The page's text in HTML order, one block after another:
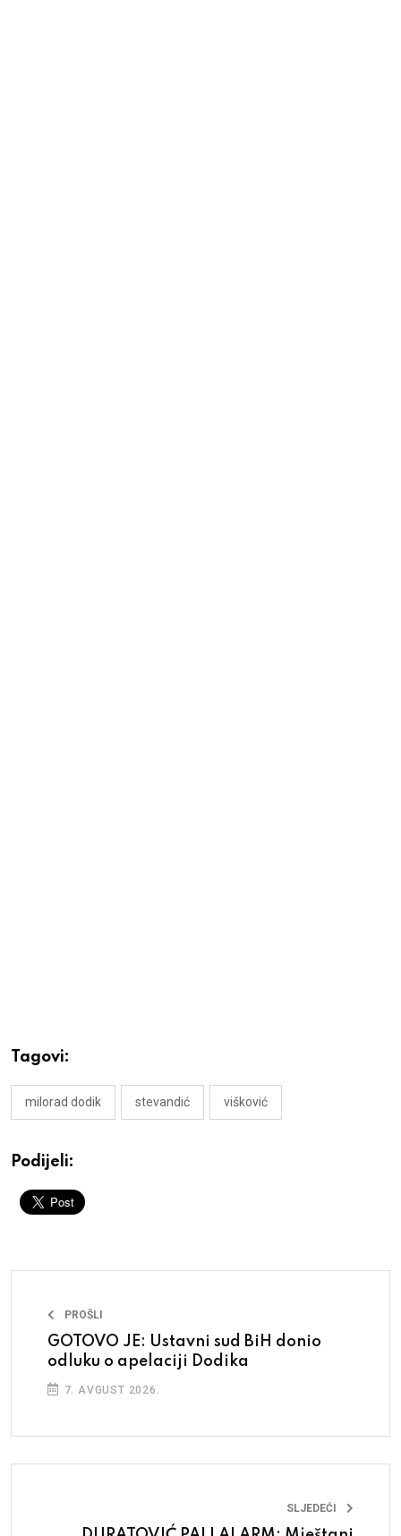
Tagovi:
milorad dodik stevandić višković
Podijeli:
PROŠLI
GOTOVO JE: Ustavni sud BiH donio
odluku o apelaciji Dodika
7. AVGUST 2026.
SLJEDEĆI